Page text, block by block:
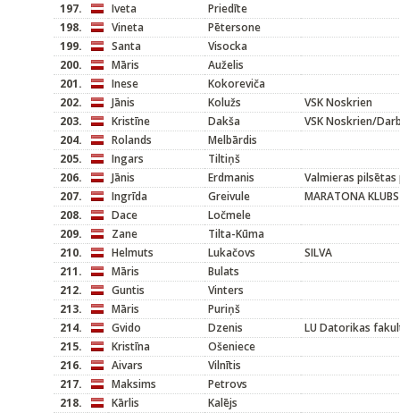
197.
Iveta
Priedīte
198.
Vineta
Pētersone
199.
Santa
Visocka
200.
Māris
Auželis
201.
Inese
Kokoreviča
202.
Jānis Kolužs
VSK Noskrien
203.
Kristīne Dakša
VSK Noskrien/
204.
Rolands
Melbārdis
205.
Ingars
Tiltiņš
206.
Jānis Erdmanis
Valmieras pilsētas
207.
Ingrīda Greivule
MARATONA KLUBS
208.
Dace
Ločmele
209.
Zane
Tilta-Kūma
210.
Helmuts Lukačovs
SILVA
211.
Māris
Bulats
212.
Guntis
Vinters
213.
Māris
Puriņš
214.
Gvido Dzenis
LU Datorikas
215.
Kristīna
Ošeniece
216.
Aivars
Vilnītis
217.
Maksims
Petrovs
218.
Kārlis
Kalējs